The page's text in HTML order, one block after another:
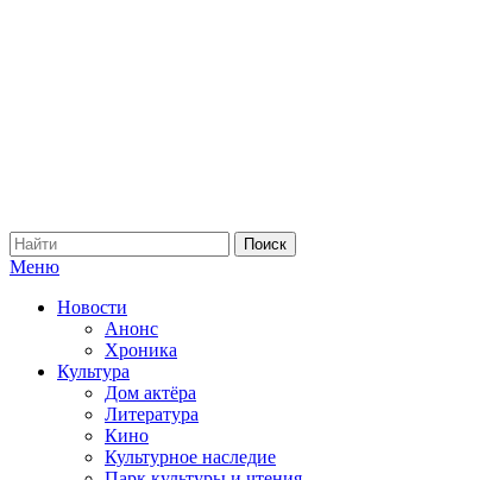
Меню
Новости
Анонс
Хроника
Культура
Дом актёра
Литература
Кино
Культурное наследие